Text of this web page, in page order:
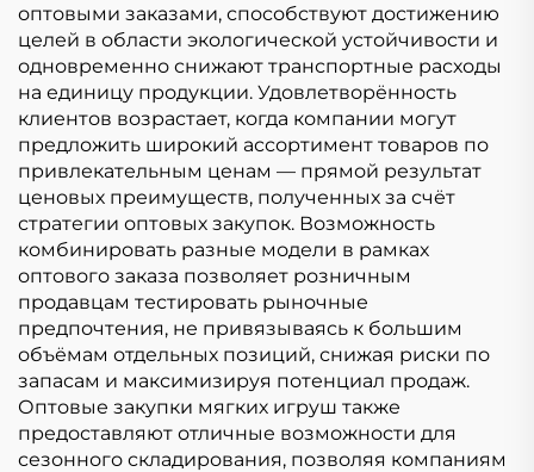
оптовыми заказами, способствуют достижению
целей в области экологической устойчивости и
одновременно снижают транспортные расходы
на единицу продукции. Удовлетворённость
клиентов возрастает, когда компании могут
предложить широкий ассортимент товаров по
привлекательным ценам — прямой результат
ценовых преимуществ, полученных за счёт
стратегии оптовых закупок. Возможность
комбинировать разные модели в рамках
оптового заказа позволяет розничным
продавцам тестировать рыночные
предпочтения, не привязываясь к большим
объёмам отдельных позиций, снижая риски по
запасам и максимизируя потенциал продаж.
Оптовые закупки мягких игруш также
предоставляют отличные возможности для
сезонного складирования, позволяя компаниям